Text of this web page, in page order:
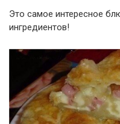
Это самое интересное
ингредиентов!